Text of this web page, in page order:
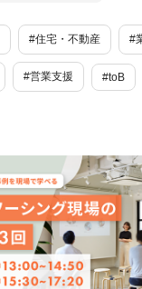
#住宅・不動産 #
#営業支援 #toB